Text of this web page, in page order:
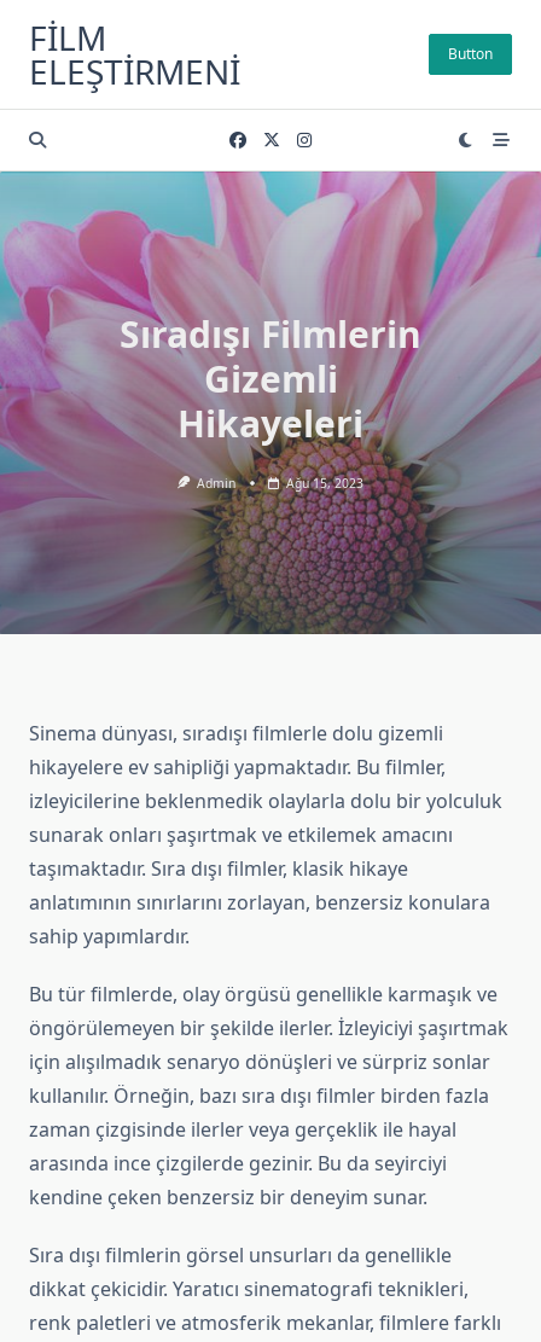
content
FILM
ELEŞTIRMENI Button
Sıradışı Filmlerin
Gizemli
Hikayeleri
Admin Ağu 15, 2023
Sinema dünyası, sıradışı filmlerle dolu gizemli
hikayelere ev sahipliği yapmaktadır. Bu filmler,
izleyicilerine beklenmedik olaylarla dolu bir yolculuk
sunarak onları şaşırtmak ve etkilemek amacını
taşımaktadır. Sıra dışı filmler, klasik hikaye
anlatımının sınırlarını zorlayan, benzersiz konulara
sahip yapımlardır.
Bu tür filmlerde, olay örgüsü genellikle karmaşık ve
öngörülemeyen bir şekilde ilerler. İzleyiciyi şaşırtmak
için alışılmadık senaryo dönüşleri ve sürpriz sonlar
kullanılır. Örneğin, bazı sıra dışı filmler birden fazla
zaman çizgisinde ilerler veya gerçeklik ile hayal
arasında ince çizgilerde gezinir. Bu da seyirciyi
kendine çeken benzersiz bir deneyim sunar.
Sıra dışı filmlerin görsel unsurları da genellikle
dikkat çekicidir. Yaratıcı sinematografi teknikleri,
renk paletleri ve atmosferik mekanlar, filmlere farklı